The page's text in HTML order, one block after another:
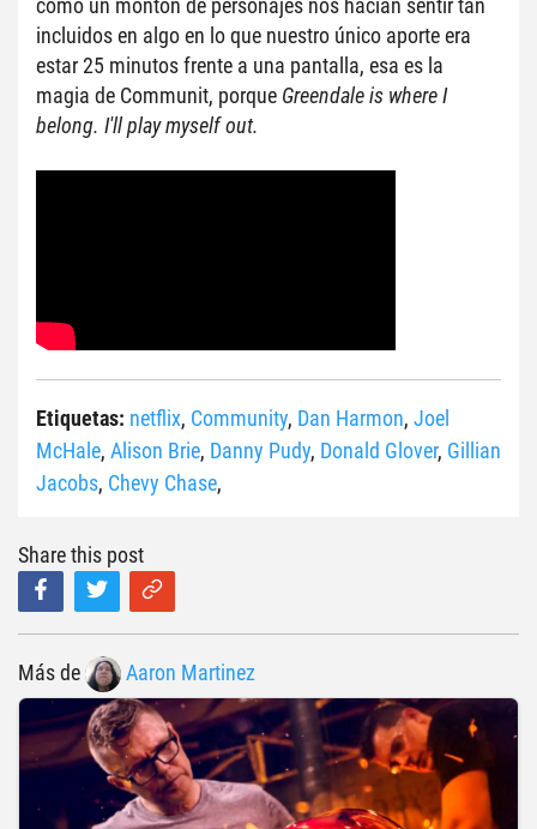
como un montón de personajes nos hacían sentir tan
incluidos en algo en lo que nuestro único aporte era
estar 25 minutos frente a una pantalla, esa es la
magia de Communit, porque Greendale is where I
belong. I'll play myself out.
Etiquetas: netflix, Community, Dan Harmon, Joel
McHale, Alison Brie, Danny Pudy, Donald Glover, Gillian
Jacobs, Chevy Chase,
Share this post
Más de Aaron Martinez